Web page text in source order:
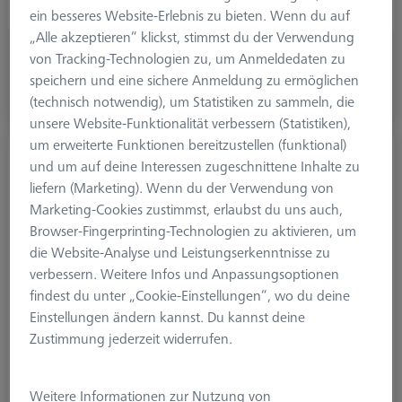
Tasterform
Zylindertaster
CHF 190.00
zzgl. USt.
Verfügbar
Zylindertaster M3 XXT, DK1 L35,5
626113-5000-180
ein besseres Website-Erlebnis zu bieten. Wenn du auf
„Alle akzeptieren“ klickst, stimmst du der Verwendung
von Tracking-Technologien zu, um Anmeldedaten zu
speichern und eine sichere Anmeldung zu ermöglichen
(technisch notwendig), um Statistiken zu sammeln, die
unsere Website-Funktionalität verbessern (Statistiken),
um erweiterte Funktionen bereitzustellen (funktional)
und um auf deine Interessen zugeschnittene Inhalte zu
liefern (Marketing). Wenn du der Verwendung von
Marketing-Cookies zustimmst, erlaubst du uns auch,
Browser-Fingerprinting-Technologien zu aktivieren, um
die Website-Analyse und Leistungserkenntnisse zu
verbessern. Weitere Infos und Anpassungsoptionen
findest du unter „Cookie-Einstellungen“, wo du deine
Einstellungen ändern kannst. Du kannst deine
Zustimmung jederzeit widerrufen.
Weitere Informationen zur Nutzung von